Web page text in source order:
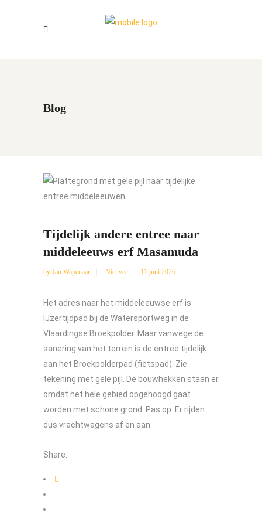
Blog
Tijdelijk andere entree naar
middeleeuws erf Masamuda
by Jan Wapenaar Nieuws 11 juni 2026
Het adres naar het middeleeuwse erf is
IJzertijdpad bij de Watersportweg in de
Vlaardingse Broekpolder. Maar vanwege de
sanering van het terrein is de entree tijdelijk
aan het Broekpolderpad (fietspad). Zie
tekening met gele pijl. De bouwhekken staan er
omdat het hele gebied opgehoogd gaat
worden met schone grond. Pas op: Er rijden
dus vrachtwagens af en aan.
Share: